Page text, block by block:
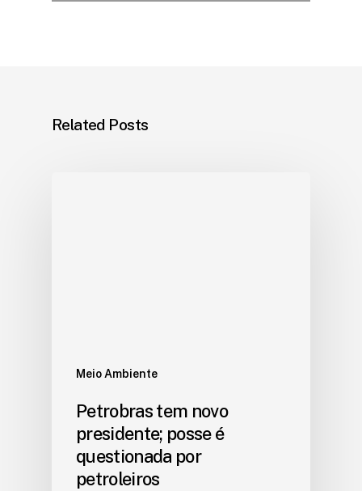
Related Posts
Meio Ambiente
Petrobras tem novo
presidente; posse é
questionada por
petroleiros